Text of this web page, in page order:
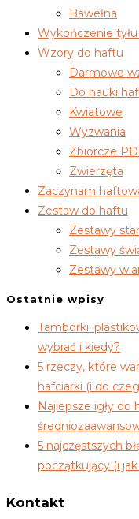
Bawełna
Wykończenie
Wzory do haftu
Darmowe
Do nauki
Kwiatowe
Wyzwania
Zbiorcze
Zwierzęta
Zaczynam
Zestaw do haftu
Zestawy
Zestawy
Zestawy
Ostatnie wpisy
Tamborki:
wybrać i kiedy?
5 rzeczy, które
hafciarki (i do
Najlepsze igły do
5 najczęstszych
początkujący (i
Kontakt